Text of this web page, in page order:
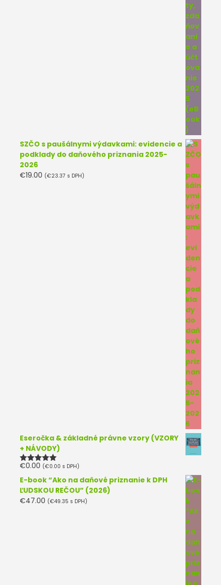
SZČO s paušálnymi výdavkami: evidencie a
podklady do daňového priznania 2025-
2026
€19.00 (€23.37 s DPH)
Eseročka & základné právne vzory (VZORY
+ NÁVODY)
Hodnotenie
€0.00 (€0.00 s DPH)
E-book “Ako na daňové priznanie k DPH
ĽUDSKOU REČOU” (2026)
€47.00 (€49.35 s DPH)